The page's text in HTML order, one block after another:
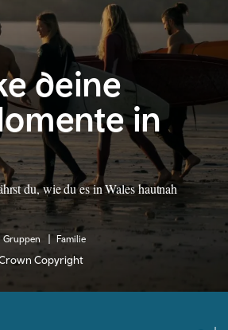
deine
in
du, wie du es in Wales hautnah
Gruppen Familie
Copyright